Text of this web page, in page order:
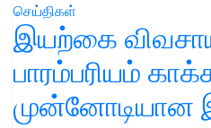
செய்திகள்
இயற்கை
பாரம்பரியம்